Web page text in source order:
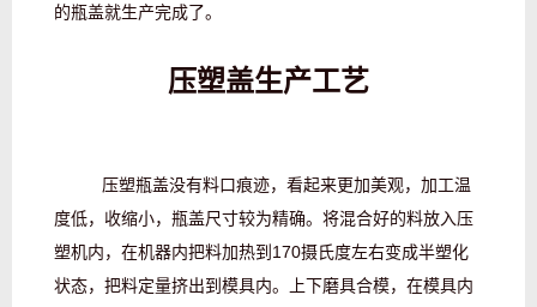
的瓶盖就生产完成了。
压塑盖生产工艺
压塑瓶盖没有料口痕迹，看起来更加美观，加工温
度低，收缩小，瓶盖尺寸较为精确。将混合好的料放入压
塑机内，在机器内把料加热到170摄氏度左右变成半塑化
状态，把料定量挤出到模具内。上下磨具合模，在模具内